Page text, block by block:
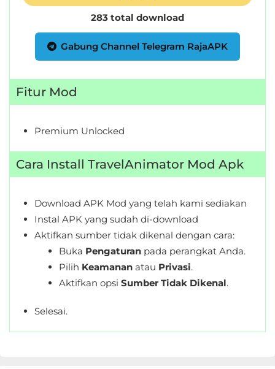
283 total download
Gabung Channel Telegram RajaAPK
Fitur Mod
Premium Unlocked
Cara Install TravelAnimator Mod Apk
Download APK Mod yang telah kami sediakan
Instal APK yang sudah di-download
Aktifkan sumber tidak dikenal dengan cara:
Buka Pengaturan pada perangkat Anda.
Pilih Keamanan atau Privasi.
Aktifkan opsi Sumber Tidak Dikenal.
Selesai.